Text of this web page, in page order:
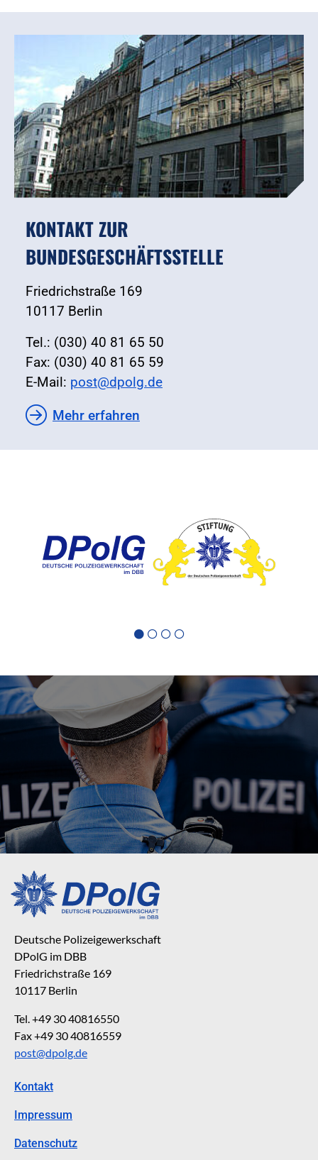
KONTAKT ZUR
BUNDESGESCHÄFTSSTELLE
Friedrichstraße 169
10117 Berlin
Tel.: (030) 40 81 65 50
Fax: (030) 40 81 65 59
E-Mail: post@dpolg.de
Mehr erfahren
Deutsche Polizeigewerkschaft
DPolG im DBB
Friedrichstraße 169
10117 Berlin
Tel. +49 30 40816550
Fax +49 30 40816559
post@dpolg.de
Kontakt
Impressum
Datenschutz